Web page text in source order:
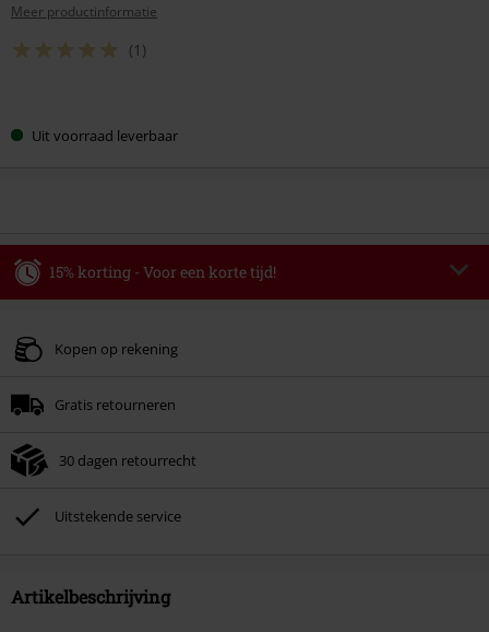
Meer productinformatie
(1)
je Uit voorraad leverbaar
15% korting - Voor een korte tijd!
Geldig t/m 09-08-2026
Zodra je de code hebt ingevoerd, wordt de korting automatisch verrekend in
Kan niet gecombineerd worden met andere kortingscodes. Boeken, media,
Toten Hosen, Metality, cadeaubonnen en artikelen met een inbegrepen
donatie zijn uitgesloten van de korting.
Kopen op rekening
Gratis retourneren
30 dagen retourrecht
Uitstekende service
Artikelbeschrijving